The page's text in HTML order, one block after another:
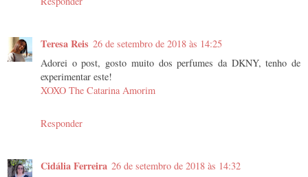
Teresa Reis 26 de setembro de 2018 às 14:25
Adorei o post, gosto muito dos perfumes da DKNY, tenho de
experimentar este!
XOXO The Catarina Amorim
Responder
Cidália Ferreira 26 de setembro de 2018 às 14:32